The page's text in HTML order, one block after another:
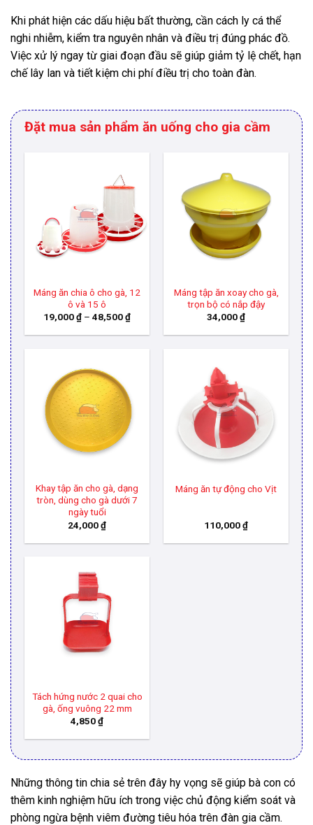
Khi phát hiện các dấu hiệu bất thường, cần cách ly cá thể
nghi nhiễm, kiểm tra nguyên nhân và điều trị đúng phác đồ.
Việc xử lý ngay từ giai đoạn đầu sẽ giúp giảm tỷ lệ chết, hạn
chế lây lan và tiết kiệm chi phí điều trị cho toàn đàn.
Đặt mua sản phẩm ăn uống cho gia cầm
Máng ăn chia ô cho gà, 12
ô và 15 ô
19,000₫ – 48,500₫Khoảng
từ
Máng tập ăn xoay cho gà,
trọn bộ có nắp đậy
34,000₫
Khay tập ăn cho gà, dạng
tròn, dùng cho gà dưới 7
ngày tuổi
24,000₫
Máng ăn tự động cho Vịt
110,000₫
Tách hứng nước 2 quai cho
gà, ống vuông 22 mm
4,850₫
Những thông tin chia sẻ trên đây hy vọng sẽ giúp bà con có
thêm kinh nghiệm hữu ích trong việc chủ động kiểm soát và
phòng ngừa bệnh viêm đường tiêu hóa trên đàn gia cầm.